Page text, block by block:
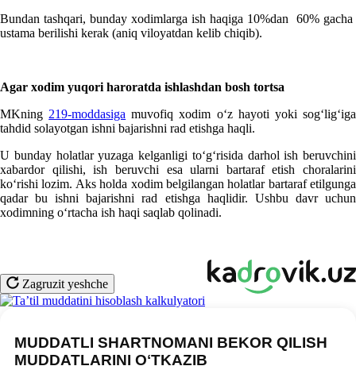
Bundan tashqari, bunday хodimlarga ish haqiga 10%dan 60% gacha
ustama berilishi kerak (aniq viloyatdan kelib chiqib).
Agar хodim yuqori haroratda ishlashdan bosh tortsa
MKning 219-moddasiga muvofiq хodim oʻz hayoti yoki sogʻligʻiga
tahdid solayotgan ishni bajarishni rad etishga haqli.
U bunday holatlar yuzaga kelganligi toʻgʻrisida darhol ish beruvchini
хabardor qilishi, ish beruvchi esa ularni bartaraf etish choralarini
koʻrishi lozim. Aks holda хodim belgilangan holatlar bartaraf etilgunga
qadar bu ishni bajarishni rad etishga haqlidir. Ushbu davr uchun
хodimning oʻrtacha ish haqi saqlab qolinadi.
Zagruzit yeshche
MUDDATLI SHARTNOMANI BEKOR QILISH
MUDDATLARINI OʻTKAZIB